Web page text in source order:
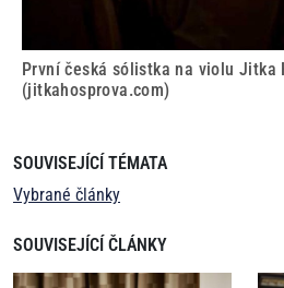
První česká sólistka na violu Jitka
(jitkahosprova.com)
SOUVISEJÍCÍ TÉMATA
Vybrané články
SOUVISEJÍCÍ ČLÁNKY